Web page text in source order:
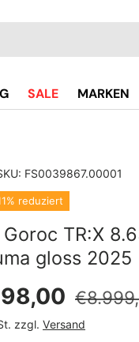
SALE MARKEN
FS0039867.00001
reduziert
TR:X
gloss 2025
zzgl. Versand